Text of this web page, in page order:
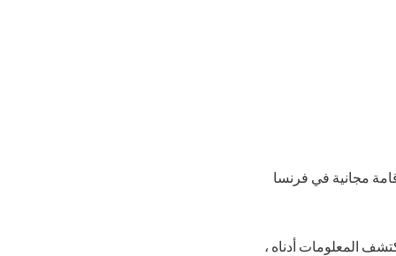
طيران وإقامة مجانية في فرنسا
المعلومات أدناه ،